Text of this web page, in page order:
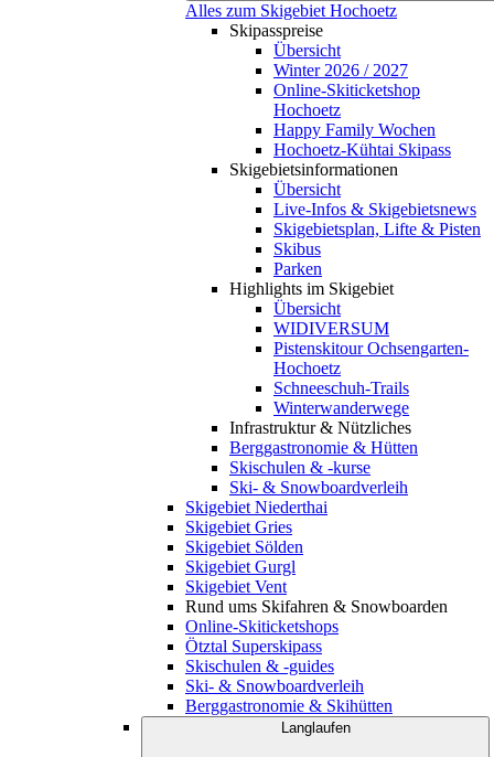
Alles zum Skigebiet Hochoetz
Skipasspreise
Übersicht
Winter 2026 / 2027
Online-Skiticketshop
Hochoetz
Happy Family Wochen
Hochoetz-Kühtai Skipass
Skigebietsinformationen
Übersicht
Live-Infos & Skigebietsnews
Skigebietsplan, Lifte & Pisten
Skibus
Parken
Highlights im Skigebiet
Übersicht
WIDIVERSUM
Pistenskitour Ochsengarten-
Hochoetz
Schneeschuh-Trails
Winterwanderwege
Infrastruktur & Nützliches
Berggastronomie & Hütten
Skischulen & -kurse
Ski- & Snowboardverleih
Skigebiet Niederthai
Skigebiet Gries
Skigebiet Sölden
Skigebiet Gurgl
Skigebiet Vent
Rund ums Skifahren & Snowboarden
Online-Skiticketshops
Ötztal Superskipass
Skischulen & -guides
Ski- & Snowboardverleih
Berggastronomie & Skihütten
Langlaufen